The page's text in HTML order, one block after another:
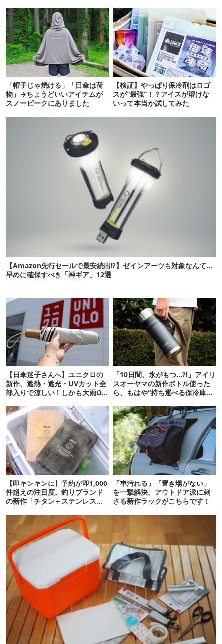
「帽子じゃ焼ける」「日傘は荷
物」→ちょうどいいアイテムが
スノーピークにありました
【検証】やっぱり保冷剤はロゴ
スが“最強”！？アイスが溶けな
いって本当か試してみた
【Amazon先行セールで最安続出!?】ゼインアーツも対象なんて…
早めに確保すべき「神ギア」12選
【日傘迷子さんへ】ユニクロの
新作、遮熱・遮光・UVカット全
部入りで涼しい！しかも大雨OK
「10日間、氷がもつ…?!」アイリ
スオーヤマの新作ボトル使った
ら、もはや“持ち運べる保冷庫
【即キンキンに】予約が即1,000
件超えの注目度。釣りブランド
の新作「チタン＋ステンレスの
「車汚れる」「置き場がない」
を一撃解決。アウトドア派に刺
さる新作ラックがこちらです！